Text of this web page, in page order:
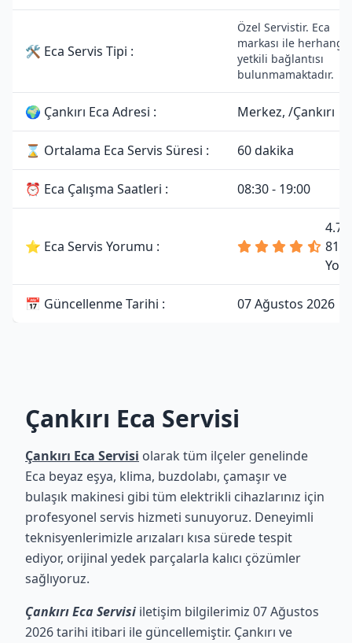
🛠 Eca Servis Tipi :
Özel Servistir. Eca
markası ile herhangi
yetkili bağlantısı
bulunmamaktadır.
🌍 Çankırı Eca Adresi : Merkez, /Çankırı
⌛ Ortalama Eca Servis Süresi : 60 dakika
⏰ Eca Çalışma Saatleri : 08:30 - 19:00
⭐ Eca Servis Yorumu :
4.7
81
📅 Güncellenme Tarihi : 07 Ağustos 2026
Çankırı Eca Servisi
Çankırı Eca Servisi olarak tüm ilçeler genelinde
Eca beyaz eşya, klima, buzdolabı, çamaşır ve
bulaşık makinesi gibi tüm elektrikli cihazlarınız için
profesyonel servis hizmeti sunuyoruz. Deneyimli
teknisyenlerimizle arızaları kısa sürede tespit
ediyor, orijinal yedek parçalarla kalıcı çözümler
sağlıyoruz.
Çankırı Eca Servisi iletişim bilgilerimiz 07 Ağustos
2026 tarihi itibari ile güncellemiştir. Çankırı ve